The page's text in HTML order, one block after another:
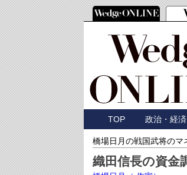
TOP 政治・経済
橋場日月の戦国武将のマ
織田信長の資金